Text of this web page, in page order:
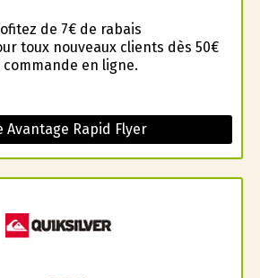
de 7€ de rabais
toux nouveaux clients dès 50€
en ligne.
Avantage Rapid Flyer